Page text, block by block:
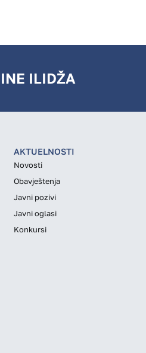
ILIDŽA
AKTUELNOSTI
Novosti
Obavještenja
Javni pozivi
Javni oglasi
Konkursi